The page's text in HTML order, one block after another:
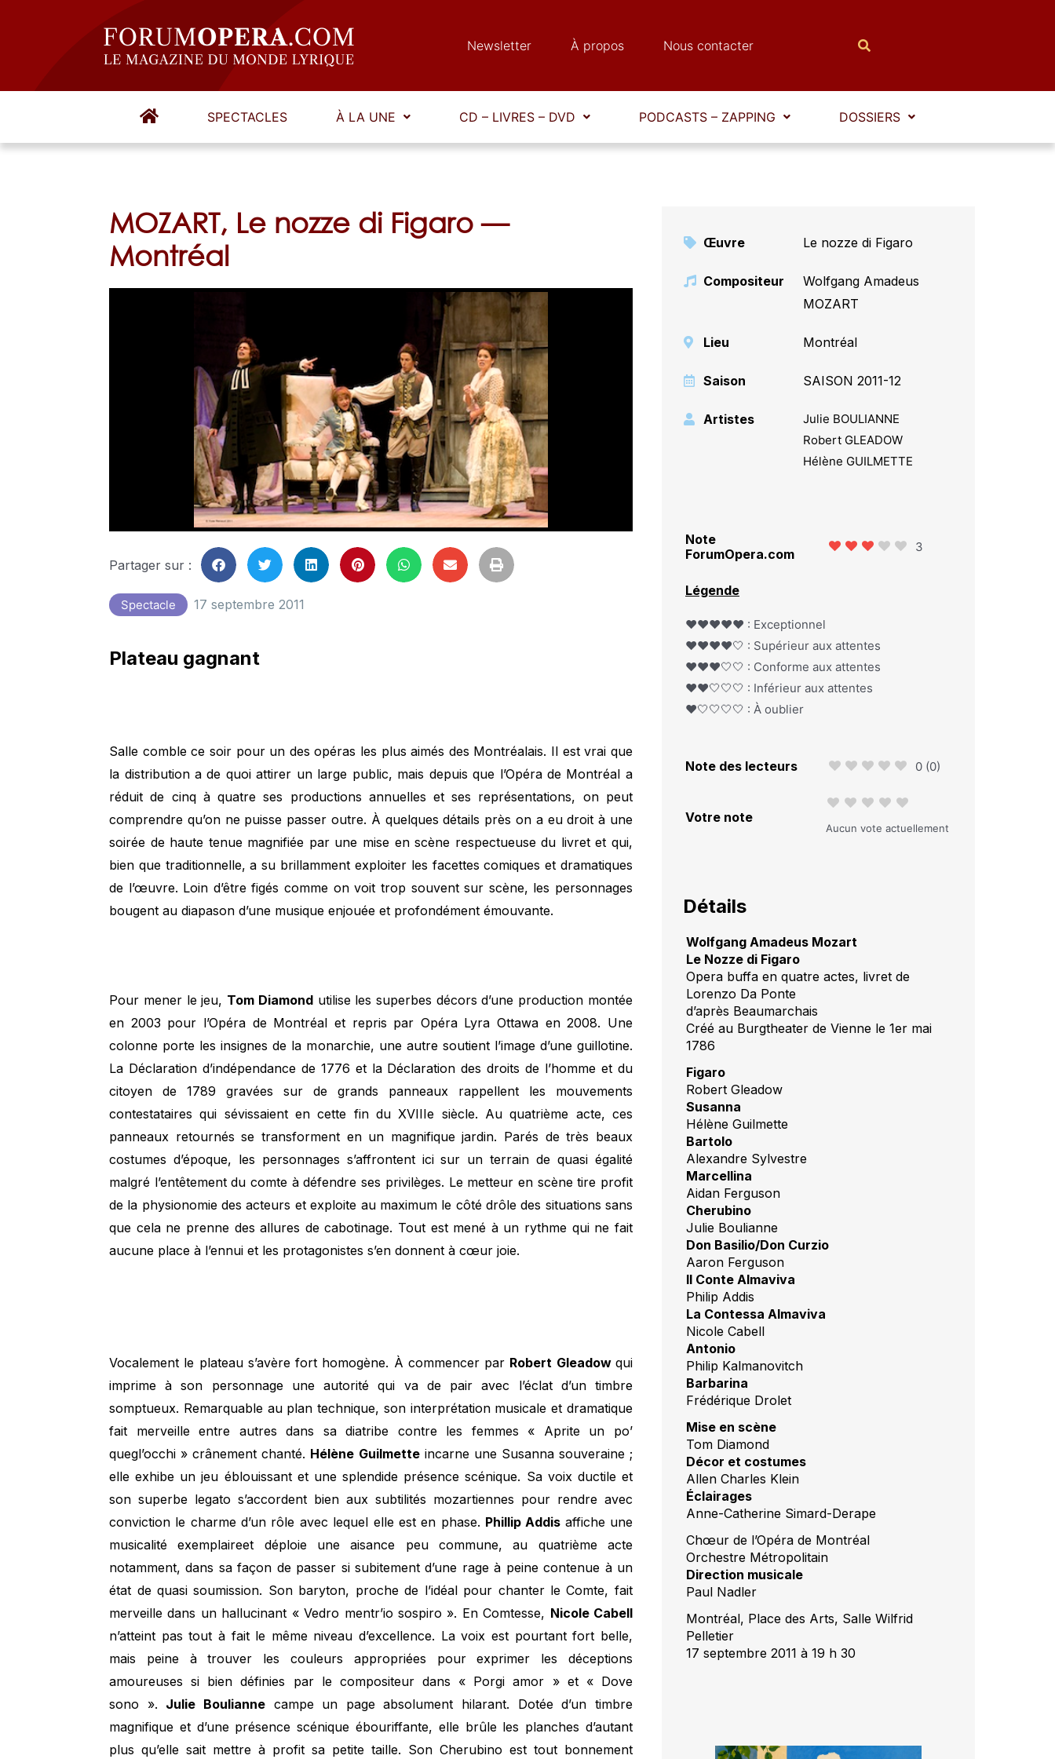
Newsletter À propos Nous contacter
SPECTACLES À LA UNE CD – LIVRES – DVD PODCASTS – ZAPPING DOSSIERS
MOZART, Le nozze di Figaro —
Montréal
Partager sur :
Spectacle 17 septembre 2011
Plateau gagnant
Salle comble ce soir pour un des opéras les plus aimés des Montréalais. Il est vrai que
la distribution a de quoi attirer un large public, mais depuis que l’Opéra de Montréal a
réduit de cinq à quatre ses productions annuelles et ses représentations, on peut
comprendre qu’on ne puisse passer outre. À quelques détails près on a eu droit à une
soirée de haute tenue magnifiée par une mise en scène respectueuse du livret et qui,
bien que traditionnelle, a su brillamment exploiter les facettes comiques et dramatiques
de l’œuvre. Loin d’être figés comme on voit trop souvent sur scène, les personnages
bougent au diapason d’une musique enjouée et profondément émouvante.
Pour mener le jeu, Tom Diamondutilise les superbes décors d’une production montée
en 2003 pour l’Opéra de Montréal et repris par Opéra Lyra Ottawa en 2008. Une
colonne porte les insignes de la monarchie, une autre soutient l’image d’une guillotine.
La Déclaration d’indépendance de 1776 et la Déclaration des droits de l’homme et du
citoyen de 1789 gravées sur de grands panneaux rappellent les mouvements
contestataires qui sévissaient en cette fin du XVIIIe siècle. Au quatrième acte, ces
panneaux retournés se transforment en un magnifique jardin. Parés de très beaux
costumes d’époque, les personnages s’affrontent ici sur un terrain de quasi égalité
malgré l’entêtement du comte à défendre ses privilèges. Le metteur en scène tire profit
de la physionomie des acteurs et exploite au maximum le côté drôle des situations sans
que cela ne prenne des allures de cabotinage. Tout est mené à un rythme qui ne fait
aucune place à l’ennui et les protagonistes s’en donnent à cœur joie.
Vocalement le plateau s’avère fort homogène. À commencer par Robert Gleadow qui
imprime à son personnage une autorité qui va de pair avec l’éclat d’un timbre
somptueux. Remarquable au plan technique, son interprétation musicale et dramatique
fait merveille entre autres dans sa diatribe contre les femmes « Aprite un po’
quegl’occhi » crânement chanté. Hélène Guilmetteincarne une Susanna souveraine ;
elle exhibe un jeu éblouissant et une splendide présence scénique. Sa voix ductile et
son superbe legato s’accordent bien aux subtilités mozartiennes pour rendre avec
conviction le charme d’un rôle avec lequel elle est en phase. Phillip Addis affiche une
musicalité exemplaireet déploie une aisance peu commune, au quatrième acte
notamment, dans sa façon de passer si subitement d’une rage à peine contenue à un
état de quasi soumission. Son baryton, proche de l’idéal pour chanter le Comte, fait
merveille dans un hallucinant « Vedro mentr’io sospiro ». En Comtesse, Nicole Cabell
n’atteint pas tout à fait le même niveau d’excellence. La voix est pourtant fort belle,
mais peine à trouver les couleurs appropriées pour exprimer les déceptions
amoureuses si bien définies par le compositeur dans « Porgi amor » et « Dove
sono ». Julie Bouliannecampe un page absolument hilarant. Dotée d’un timbre
magnifique et d’une présence scénique ébouriffante, elle brûle les planches d’autant
plus qu’elle sait mettre à profit sa petite taille. Son Cherubino est tout bonnement
Œuvre Le nozze di Figaro
Compositeur
Wolfgang Amadeus
MOZART
Lieu Montréal
Saison SAISON 2011-12
Artistes
Julie BOULIANNE
Robert GLEADOW
Hélène GUILMETTE
Note
ForumOpera.com
3
Légende
❤️❤️❤️❤️❤️ : Exceptionnel
❤️❤️❤️❤️🤍 : Supérieur aux attentes
❤️❤️❤️🤍🤍 : Conforme aux attentes
❤️❤️🤍🤍🤍 : Inférieur aux attentes
❤️🤍🤍🤍🤍 : À oublier
Note des lecteurs 0 (0)
Votre note
Aucun vote actuellement
Détails
Wolfgang Amadeus Mozart
Le Nozze di Figaro
Opera buffa en quatre actes, livret de
Lorenzo Da Ponte
d’après Beaumarchais
Créé au Burgtheater de Vienne le 1er mai
1786
Figaro
Robert Gleadow
Susanna
Hélène Guilmette
Bartolo
Alexandre Sylvestre
Marcellina
Aidan Ferguson
Cherubino
Julie Boulianne
Don Basilio/Don Curzio
Aaron Ferguson
Il Conte Almaviva
Philip Addis
La Contessa Almaviva
Nicole Cabell
Antonio
Philip Kalmanovitch
Barbarina
Frédérique Drolet
Mise en scène
Tom Diamond
Décor et costumes
Allen Charles Klein
Éclairages
Anne-Catherine Simard-Derape
Chœur de l’Opéra de Montréal
Orchestre Métropolitain
Direction musicale
Paul Nadler
Montréal, Place des Arts, Salle Wilfrid
Pelletier
17 septembre 2011 à 19 h 30